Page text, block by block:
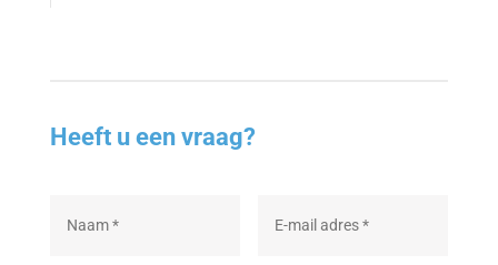
Heeft u een vraag?